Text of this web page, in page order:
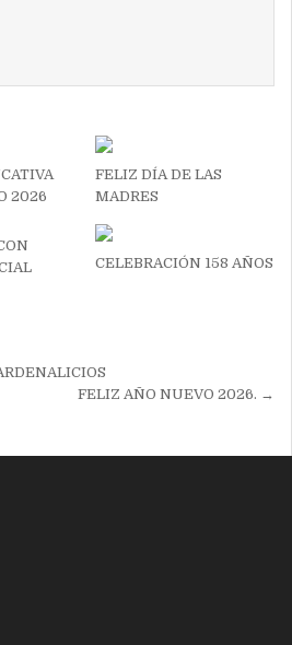
2026
FELIZ DÍA DE LAS
MADRES
CELEBRACIÓN 158 AÑOS
FELIZ AÑO NUEVO 2026. →